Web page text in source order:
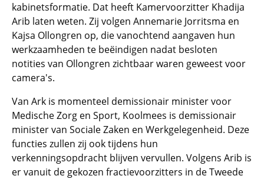
kabinetsformatie. Dat heeft Kamervoorzitter Khadija
Arib laten weten. Zij volgen Annemarie Jorritsma en
Kajsa Ollongren op, die vanochtend aangaven hun
werkzaamheden te beëindigen nadat besloten
notities van Ollongren zichtbaar waren geweest voor
camera's.
Van Ark is momenteel demissionair minister voor
Medische Zorg en Sport, Koolmees is demissionair
minister van Sociale Zaken en Werkgelegenheid. Deze
functies zullen zij ook tijdens hun
verkenningsopdracht blijven vervullen. Volgens Arib is
er vanuit de gekozen fractievoorzitters in de Tweede